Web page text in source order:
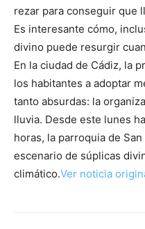
rezar para conseguir que
Es interesante cómo,
divino puede resurgir
En la ciudad de Cádiz, la
los habitantes a adoptar
tanto absurdas: la
lluvia. Desde este lunes
horas, la parroquia de
escenario de súplicas
climático.Ver noticia